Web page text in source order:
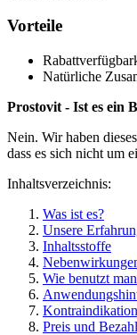
Vorteile
Natürliche
Prostovit - Ist es ein
Nein. Wir haben
dass es sich nicht um
Inhaltsverzeichnis:
Was ist es?
Unsere
Inhaltsstoffe
Wie benutzt
Preis und